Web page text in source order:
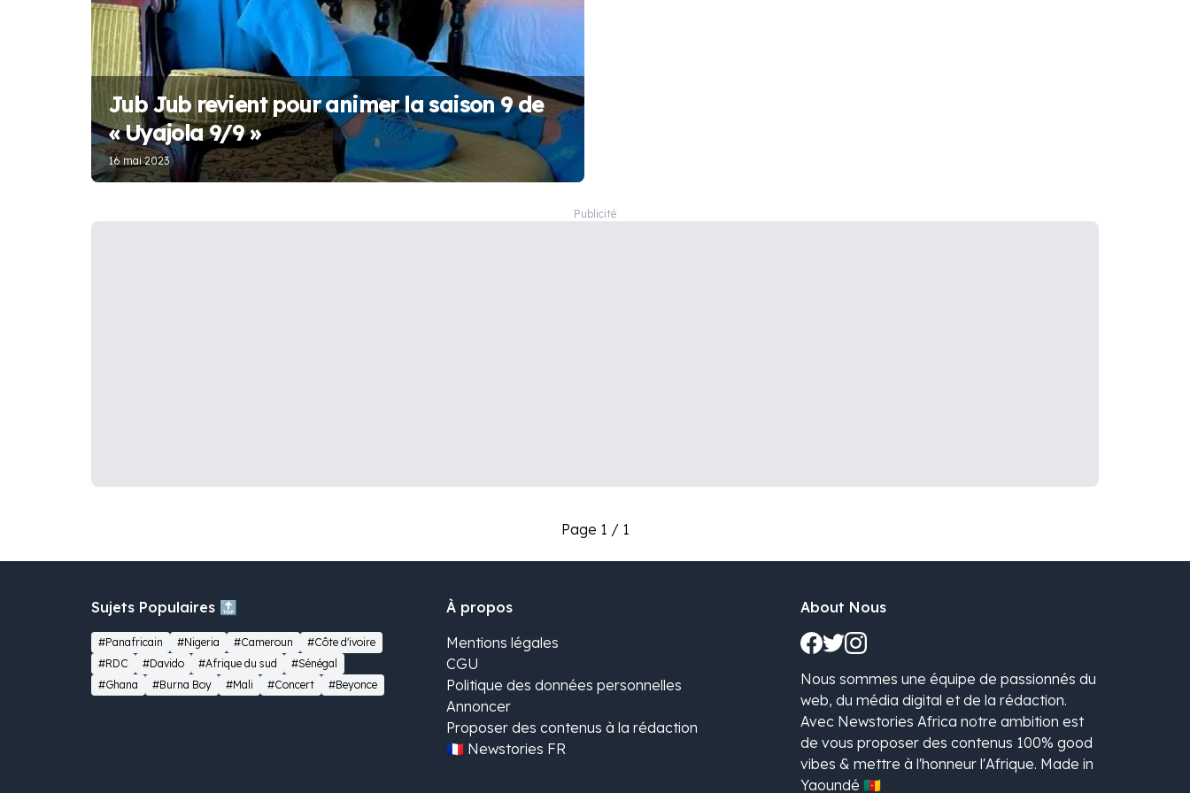
Jub Jub revient pour animer la saison 9 de
« Uyajola 9/9 »
16 mai 2023
Page 1 / 1
Sujets Populaires 🔝
#Panafricain #Nigeria #Cameroun
#Côte d'ivoire
#RDC
#Davido #Afrique du sud
#Sénégal
#Ghana
#Burna Boy #Mali #Concert #Beyonce
À propos
Mentions légales
CGU
Politique des données personnelles
Annoncer
Proposer des contenus à la rédaction
🇫🇷 Newstories FR
About Nous
Nous sommes une équipe de passionnés du
web, du média digital et de la rédaction.
Avec Newstories Africa notre ambition est
de vous proposer des contenus 100% good
vibes & mettre à l'honneur l'Afrique. Made in
Yaoundé 🇨🇲